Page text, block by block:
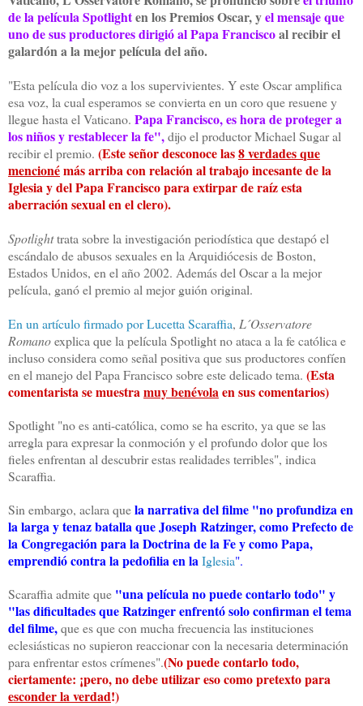
de la película Spotlighten los Premios Oscar, yel mensaje que
uno de sus productores dirigióal Papa Franciscoal recibir el
galardón a la mejor película del año.
"Esta película dio voz a los supervivientes. Y este Oscar amplifica
esa voz, la cual esperamos se convierta en un coro que resuene y
llegue hasta el Vaticano. Papa Francisco, es hora de proteger a
los niños y restablecer la fe",dijo el productor Michael Sugar al
recibir el premio. (Este señor desconoce las8 verdades que
mencionémás arriba con relación al trabajo incesante de la
Iglesia y del Papa Francisco para extirpar de raíz esta
aberración sexual en el clero).
Spotlighttrata sobre la investigación periodística que destapó el
escándalo de abusos sexuales en la Arquidiócesis de Boston,
Estados Unidos, en el año 2002. Además del Oscar a la mejor
película, ganó el premio al mejor guión original.
En un artículo firmado por Lucetta Scaraffia, L´Osservatore
Romanoexplica que la película Spotlight no ataca a la fe católica e
incluso considera como señal positiva que sus productores confíen
en el manejo del Papa Francisco sobre este delicado tema. (Esta
comentarista se muestramuy benévolaen sus comentarios)
Spotlight "no es anti-católica, como se ha escrito, ya que se las
arregla para expresar la conmoción y el profundo dolor que los
fieles enfrentan al descubrir estas realidades terribles", indica
Scaraffia.
Sin embargo, aclara quela narrativa del filme "no profundiza en
la larga y tenaz batalla que Joseph Ratzinger, como Prefecto de
la Congregación para la Doctrina de la Fe y como Papa,
emprendió contra la pedofilia en laIglesia".
Scaraffia admite que "una película no puede contarlo todo" y
"las dificultades que Ratzinger enfrentó solo confirman el tema
del filme,que es que con mucha frecuencia las instituciones
eclesiásticas no supieron reaccionar con la necesaria determinación
para enfrentar estos crímenes".(No puede contarlo todo,
ciertamente: ¡pero, no debe utilizar eso como pretexto para
esconder la verdad!)